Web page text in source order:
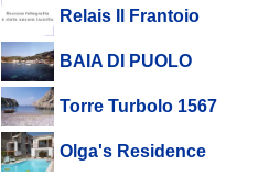
Relais Il Frantoio
BAIA DI PUOLO
Torre Turbolo 1567
Olga's Residence